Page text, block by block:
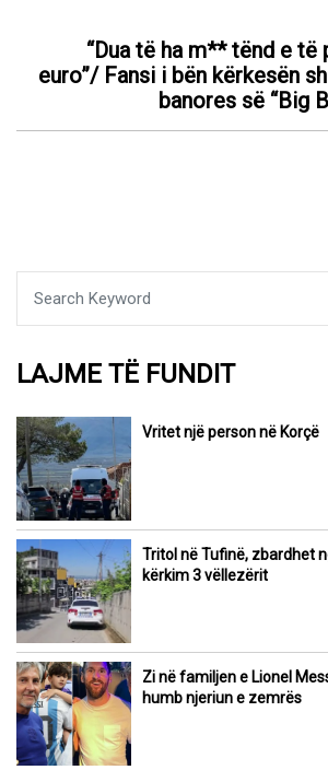
“Dua të ha m** tënd e të
euro”/ Fansi i bën kërkesën
banores së “Big
LAJME TË FUNDIT
Vritet një person në Korçë
Tritol në Tufinë, zbardhet
kërkim 3 vëllezërit
Zi në familjen e Lionel
humb njeriun e zemrës